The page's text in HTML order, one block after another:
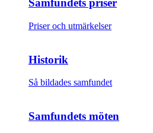
Samfundets priser
Priser och utmärkelser
Historik
Så bildades samfundet
Samfundets möten